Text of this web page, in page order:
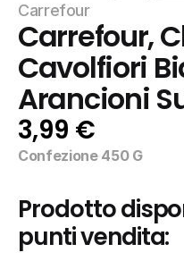
Carrefour
Carrefour,
Cavolfiori
Arancioni
3,99 €
Confezione 450 G
Prodotto
punti vendita: